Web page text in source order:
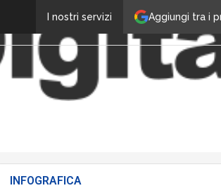
Aggiungi tra i
I nostri servizi
INFOGRAFICA